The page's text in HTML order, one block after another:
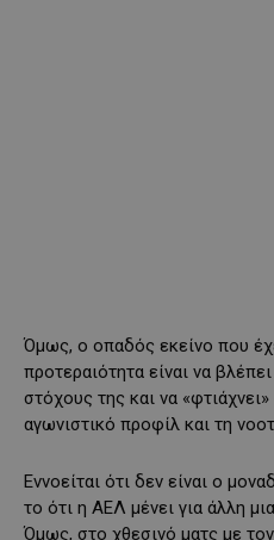
Όμως, ο οπαδός εκείνο που
προτεραιότητα είναι να
στόχους της και να
αγωνιστικό προφίλ και τη
Εννοείται ότι δεν είναι ο
το ότι η ΑΕΛ μένει για άλλη
Όμως, στο χθεσινό ματς με